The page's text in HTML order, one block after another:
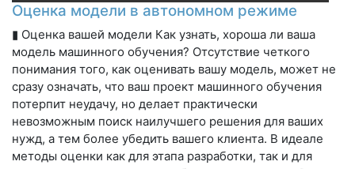
Оценка модели в автономном режиме
▮ Оценка вашей модели Как узнать, хороша ли ваша
модель машинного обучения? Отсутствие четкого
понимания того, как оценивать вашу модель, может не
сразу означать, что ваш проект машинного обучения
потерпит неудачу, но делает практически
невозможным поиск наилучшего решения для ваших
нужд, а тем более убедить вашего клиента. В идеале
методы оценки как для этапа разработки, так и для